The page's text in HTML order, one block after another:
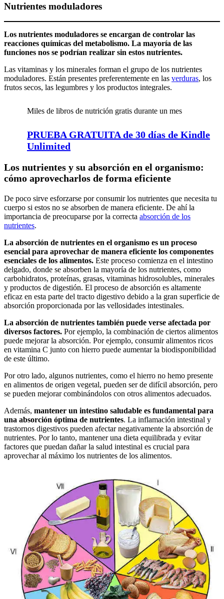
Nutrientes moduladores
Los nutrientes moduladores se encargan de controlar las
reacciones químicas del metabolismo. La mayoría de las
funciones nos se podrían realizar sin estos nutrientes.
Las vitaminas y los minerales forman el grupo de los nutrientes
moduladores. Están presentes preferentemente en las verduras, los
frutos secos, las legumbres y los productos integrales.
Miles de libros de nutrición gratis durante un mes
PRUEBA GRATUITA de 30 días de Kindle
Unlimited
Los nutrientes y su absorción en el organismo:
cómo aprovecharlos de forma eficiente
De poco sirve esforzarse por consumir los nutrientes que necesita tu
cuerpo si estos no se absorben de manera eficiente. De ahí la
importancia de preocuparse por la correcta absorción de los
nutrientes.
La absorción de nutrientes en el organismo es un proceso
esencial para aprovechar de manera eficiente los componentes
esenciales de los alimentos. Este proceso comienza en el intestino
delgado, donde se absorben la mayoría de los nutrientes, como
carbohidratos, proteínas, grasas, vitaminas hidrosolubles, minerales
y productos de digestión. El proceso de absorción es altamente
eficaz en esta parte del tracto digestivo debido a la gran superficie de
absorción proporcionada por las vellosidades intestinales.
La absorción de nutrientes también puede verse afectada por
diversos factores. Por ejemplo, la combinación de ciertos alimentos
puede mejorar la absorción. Por ejemplo, consumir alimentos ricos
en vitamina C junto con hierro puede aumentar la biodisponibilidad
de este último.
Por otro lado, algunos nutrientes, como el hierro no hemo presente
en alimentos de origen vegetal, pueden ser de difícil absorción, pero
se pueden mejorar combinándolos con otros alimentos adecuados.
Además, mantener un intestino saludable es fundamental para
una absorción óptima de nutrientes. La inflamación intestinal y
trastornos digestivos pueden afectar negativamente la absorción de
nutrientes. Por lo tanto, mantener una dieta equilibrada y evitar
factores que puedan dañar la salud intestinal es crucial para
aprovechar al máximo los nutrientes de los alimentos.